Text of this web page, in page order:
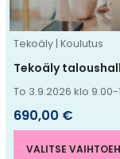
Tekoäly | Koulutus
Tekoäly
To 3.9.2026 klo 9.00-
690,00 €
VALITSE